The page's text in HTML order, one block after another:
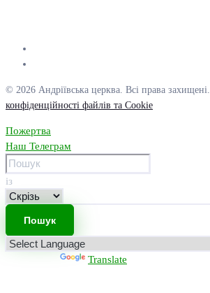
© 2026 Андріївська церква. Всі права захищені.
конфіденційності файлів та Cookie
Пожертва
Наш Телеграм
із
Translate